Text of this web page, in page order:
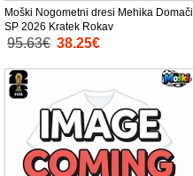
Moški Nogometni dresi Mehika Domači
SP 2026 Kratek Rokav
95.63€ 38.25€